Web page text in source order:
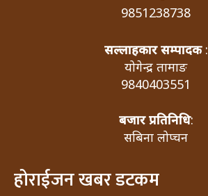
9851238738
सल्लाहकार सम्पादक:
योगेन्द्र तामाङ
9840403551
बजार प्रतिनिधि:
सबिना लोप्चन
होराईजन खबर डटकम